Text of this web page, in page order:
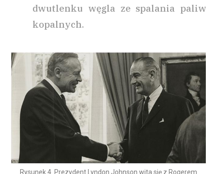
dwutlenku węgla ze spalania paliw
kopalnych.
Rysunek 4. Prezydent Lyndon Johnson wita się z Rogerem